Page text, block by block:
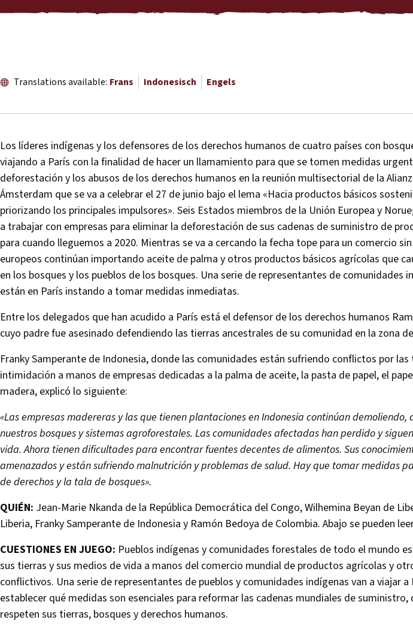
Translations available: Frans Indonesisch Engels
Los líderes indígenas y los defensores de los derechos humanos de cuatro países con
viajando a París con la finalidad de hacer un llamamiento para que se tomen medidas
deforestación y los abusos de los derechos humanos en la reunión multisectorial de la
Ámsterdam que se va a celebrar el 27 de junio bajo el lema «Hacia productos básicos
priorizando los principales impulsores». Seis Estados miembros de la Unión Europea y
a trabajar con empresas para eliminar la deforestación de sus cadenas de suministro de
para cuando lleguemos a 2020. Mientras se va a cercando la fecha tope para un comercio
europeos continúan importando aceite de palma y otros productos básicos agrícolas que
en los bosques y los pueblos de los bosques. Una serie de representantes de comunidades
están en París instando a tomar medidas inmediatas.
Entre los delegados que han acudido a París está el defensor de los derechos humanos
cuyo padre fue asesinado defendiendo las tierras ancestrales de su comunidad en la zona
Franky Samperante de Indonesia, donde las comunidades están sufriendo conflictos por
intimidación a manos de empresas dedicadas a la palma de aceite, la pasta de papel, el
madera, explicó lo siguiente:
«Las empresas madereras y las que tienen plantaciones en Indonesia continúan
nuestros bosques y sistemas agroforestales. Las comunidades afectadas han perdido y
vida. Ahora tienen dificultades para encontrar fuentes decentes de alimentos. Sus
amenazados y están sufriendo malnutrición y problemas de salud. Hay que tomar medidas
de derechos y la tala de bosques».
QUIÉN: Jean-Marie Nkanda de la República Democrática del Congo, Wilhemina Beyan de
Liberia, Franky Samperante de Indonesia y Ramón Bedoya de Colombia. Abajo se pueden
CUESTIONES EN JUEGO: Pueblos indígenas y comunidades forestales de todo el mundo
sus tierras y sus medios de vida a manos del comercio mundial de productos agrícolas y
conflictivos. Una serie de representantes de pueblos y comunidades indígenas van a viajar
establecer qué medidas son esenciales para reformar las cadenas mundiales de suministro,
respeten sus tierras, bosques y derechos humanos.